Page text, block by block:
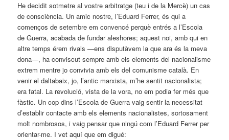
He decidit sotmetre al vostre arbitratge (teu i de la Mercè) un cas
de consciència. Un amic nostre, l’Eduard Ferrer, és qui a
començos de setembre em convencé perquè entrés a l’Escola
de Guerra, acabada de fundar aleshores; aquest noi, amb qui en
altre temps érem rivals —ens disputàvem la que ara és la meva
dona—, ha conviscut sempre amb els elements del nacionalisme
extrem mentre jo convivia amb els del comunisme català. En
venir el daltabaix, jo, l’antic marxista, m’he sentit nacionalista;
era fatal. La revolució, vista de la vora, no em podia fer més que
fàstic. Un cop dins l’Escola de Guerra vaig sentir la necessitat
d’establir contacte amb els elements nacionalistes, sortosament
molt nombrosos, i vaig pensar que ningú com l’Eduard Ferrer per
orientar-me. I vet aquí que em digué: